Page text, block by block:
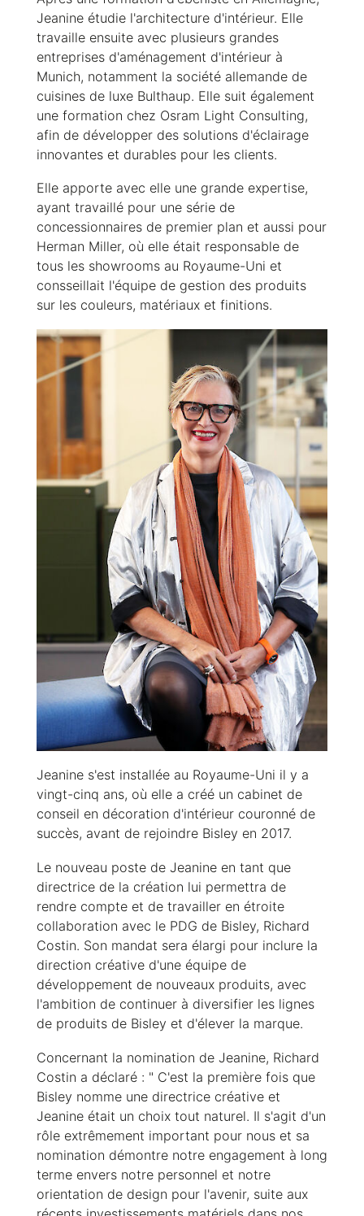
Jeanine étudie l'architecture d'intérieur. Elle
travaille ensuite avec plusieurs grandes
entreprises d'aménagement d'intérieur à
Munich, notamment la société allemande de
cuisines de luxe Bulthaup. Elle suit également
une formation chez Osram Light Consulting,
afin de développer des solutions d'éclairage
innovantes et durables pour les clients.
Elle apporte avec elle une grande expertise,
ayant travaillé pour une série de
concessionnaires de premier plan et aussi pour
Herman Miller, où elle était responsable de
tous les showrooms au Royaume-Uni et
consseillait l'équipe de gestion des produits
sur les couleurs, matériaux et finitions.
Jeanine s'est installée au Royaume-Uni il y a
vingt-cinq ans, où elle a créé un cabinet de
conseil en décoration d'intérieur couronné de
succès, avant de rejoindre Bisley en 2017.
Le nouveau poste de Jeanine en tant que
directrice de la création lui permettra de
rendre compte et de travailler en étroite
collaboration avec le PDG de Bisley, Richard
Costin. Son mandat sera élargi pour inclure la
direction créative d'une équipe de
développement de nouveaux produits, avec
l'ambition de continuer à diversifier les lignes
de produits de Bisley et d'élever la marque.
Concernant la nomination de Jeanine, Richard
Costin a déclaré : " C'est la première fois que
Bisley nomme une directrice créative et
Jeanine était un choix tout naturel. Il s'agit d'un
rôle extrêmement important pour nous et sa
nomination démontre notre engagement à long
terme envers notre personnel et notre
orientation de design pour l'avenir, suite aux